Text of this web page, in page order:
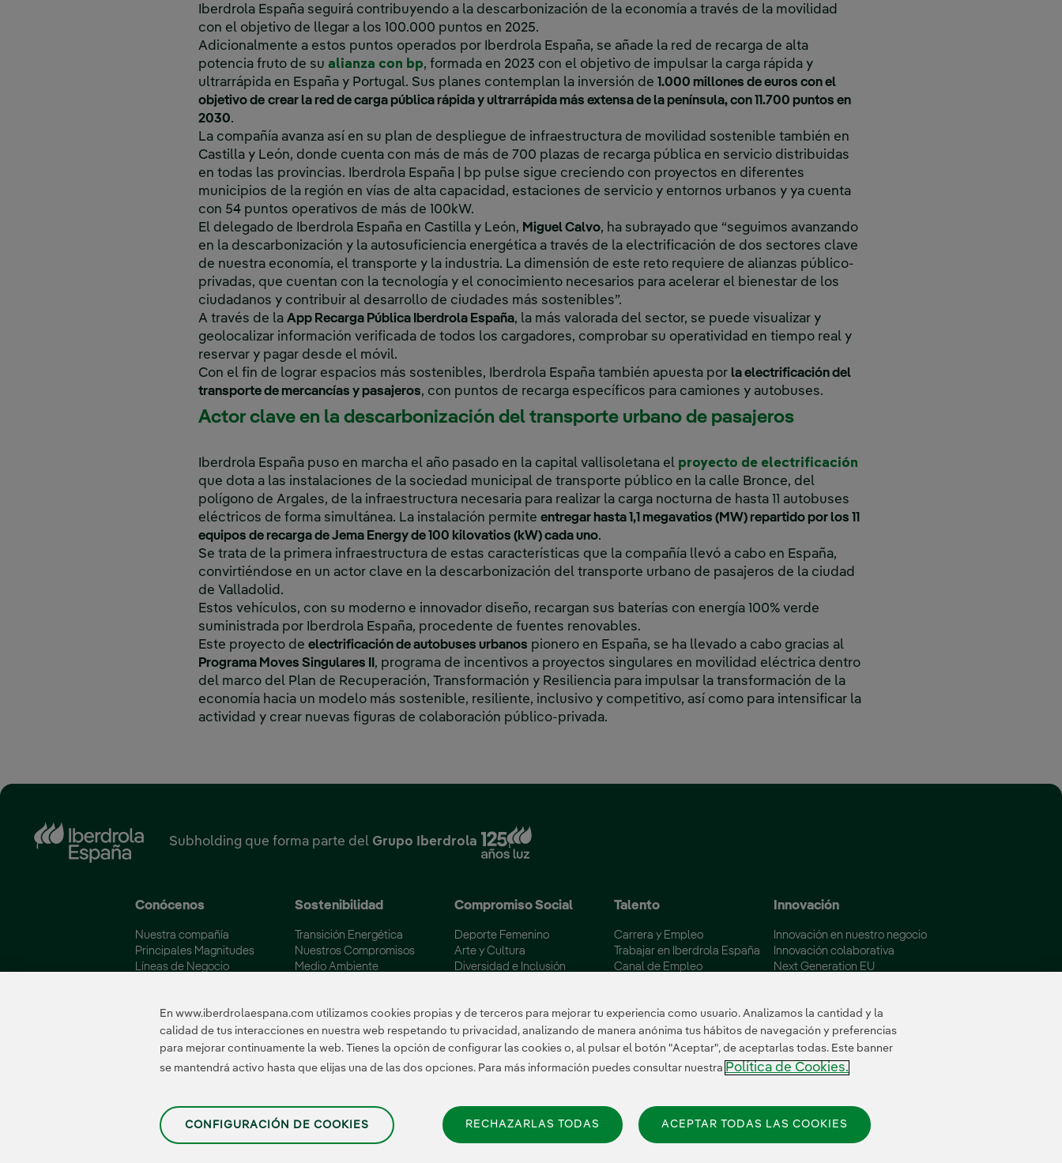
Iberdrola España seguirá contribuyendo a la descarbonización de la economía a través de la movilidad
con el objetivo de llegar a los 100.000 puntos en 2025.
Adicionalmente a estos puntos operados por Iberdrola España, se añade la red de recarga de alta
potencia fruto de su alianza con bpEnlace externo, se abre en ventana nueva.
, formada en 2023 con el objetivo de impulsar la carga rápida y
ultrarrápida en España y Portugal. Sus planes contemplan la inversión de 1.000 millones de euros con el
objetivo de crear la red de carga pública rápida y ultrarrápida más extensa de la península, con 11.700 puntos en
2030.
La compañía avanza así en su plan de despliegue de infraestructura de movilidad sostenible también en
Castilla y León, donde cuenta con más de más de 700 plazas de recarga pública en servicio distribuidas
en todas las provincias. Iberdrola España | bp pulse sigue creciendo con proyectos en diferentes
municipios de la región en vías de alta capacidad, estaciones de servicio y entornos urbanos y ya cuenta
con 54 puntos operativos de más de 100kW.
El delegado de Iberdrola España en Castilla y León, Miguel Calvo, ha subrayado que “seguimos avanzando
en la descarbonización y la autosuficiencia energética a través de la electrificación de dos sectores clave
de nuestra economía, el transporte y la industria. La dimensión de este reto requiere de alianzas público-
privadas, que cuentan con la tecnología y el conocimiento necesarios para acelerar el bienestar de los
ciudadanos y contribuir al desarrollo de ciudades más sostenibles”.
A través de la App Recarga Pública Iberdrola España, la más valorada del sector, se puede visualizar y
geolocalizar información verificada de todos los cargadores, comprobar su operatividad en tiempo real y
reservar y pagar desde el móvil.
Con el fin de lograr espacios más sostenibles, Iberdrola España también apuesta por la electrificación del
transporte de mercancías y pasajeros, con puntos de recarga específicos para camiones y autobuses.
Actor clave en la descarbonización del transporte urbano de pasajeros
Iberdrola España puso en marcha el año pasado en la capital vallisoletana el proyecto de electrificación
que dota a las instalaciones de la sociedad municipal de transporte público en la calle Bronce, del
polígono de Argales, de la infraestructura necesaria para realizar la carga nocturna de hasta 11 autobuses
eléctricos de forma simultánea. La instalación permite entregar hasta 1,1 megavatios (MW) repartido por los 11
equipos de recarga de Jema Energy de 100 kilovatios (kW) cada uno.
Se trata de la primera infraestructura de estas características que la compañía llevó a cabo en España,
convirtiéndose en un actor clave en la descarbonización del transporte urbano de pasajeros de la ciudad
de Valladolid.
Estos vehículos, con su moderno e innovador diseño, recargan sus baterías con energía 100% verde
suministrada por Iberdrola España, procedente de fuentes renovables.
Este proyecto de electrificación de autobuses urbanos pionero en España, se ha llevado a cabo gracias al
Programa Moves Singulares II , programa de incentivos a proyectos singulares en movilidad eléctrica dentro
del marco del Plan de Recuperación, Transformación y Resiliencia para impulsar la transformación de la
economía hacia un modelo más sostenible, resiliente, inclusivo y competitivo, así como para intensificar la
actividad y crear nuevas figuras de colaboración público-privada.
Subholding que forma parte del Grupo Iberdrola Enlace externo, se abre en ventana nueva.
Conócenos
Nuestra compañía
Principales Magnitudes
Líneas de Negocio
Sostenibilidad
Transición Energética
Nuestros Compromisos
Medio Ambiente
Compromiso Social
Deporte Femenino
Arte y Cultura
Diversidad e Inclusión
Talento
Carrera y Empleo
Trabajar en Iberdrola España
Canal de Empleo
Innovación
Innovación en nuestro negocio
Innovación colaborativa
Next Generation EU
Información legal | Configuración de cookies Accesibilidad
En www.iberdrolaespana.com utilizamos cookies propias y de terceros para mejorar tu experiencia como usuario. Analizamos la cantidad y la
calidad de tus interacciones en nuestra web respetando tu privacidad, analizando de manera anónima tus hábitos de navegación y preferencias
para mejorar continuamente la web. Tienes la opción de configurar las cookies o, al pulsar el botón "Aceptar", de aceptarlas todas. Este banner
se mantendrá activo hasta que elijas una de las dos opciones. Para más información puedes consultar nuestra Política de Cookies.
CONFIGURACIÓN DE COOKIES RECHAZARLAS TODAS ACEPTAR TODAS LAS COOKIES